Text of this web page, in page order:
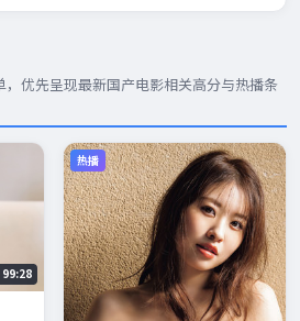
，优先呈现最新国产电影相关高分与热播条
99:28
热播